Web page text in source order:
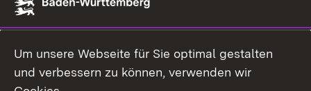
Um unsere Webseite für Sie optimal gestalten
und verbessern zu können, verwenden wir